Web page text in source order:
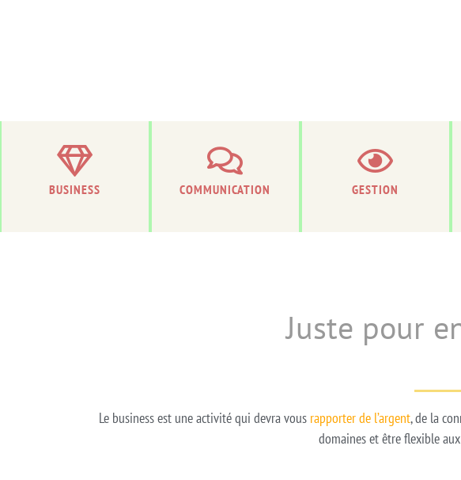
BUSINESS COMMUNICATION GESTION
Juste pour
Le business est une activité qui devra vous rapporter de l’argent, de la
domaines et être flexible